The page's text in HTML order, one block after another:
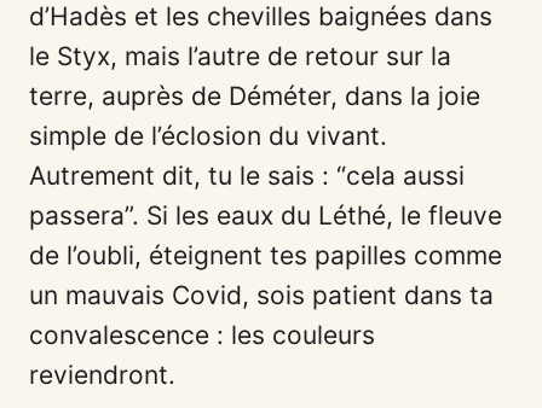
d’Hadès et les chevilles baignées dans
le Styx, mais l’autre de retour sur la
terre, auprès de Déméter, dans la joie
simple de l’éclosion du vivant.
Autrement dit, tu le sais : “cela aussi
passera”. Si les eaux du Léthé, le fleuve
de l’oubli, éteignent tes papilles comme
un mauvais Covid, sois patient dans ta
convalescence : les couleurs
reviendront.